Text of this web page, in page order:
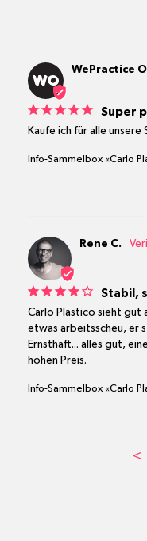
WO
WePractice
Super
Kaufe ich für alle
Info-Sammelbox «Carlo
Rene C.
Stabil,
Carlo Plastico sieht gut
etwas arbeitsscheu, er
Ernsthaft... alles gut,
hohen Preis.
Info-Sammelbox «Carlo
<